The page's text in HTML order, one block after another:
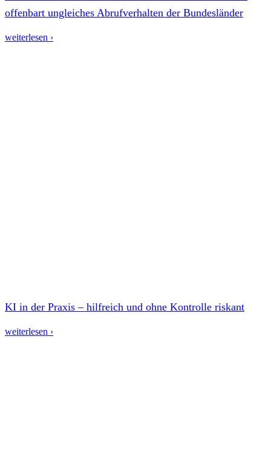
offenbart ungleiches Abrufverhalten der Bundesländer
weiterlesen ›
KI in der Praxis – hilfreich und ohne Kontrolle riskant
weiterlesen ›